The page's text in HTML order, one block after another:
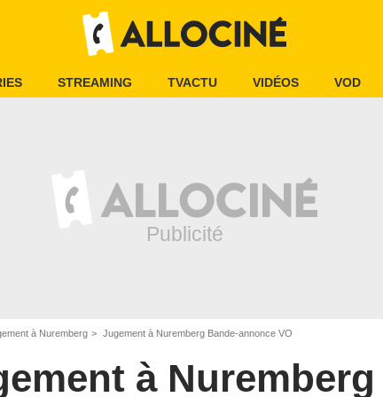
STREAMING TVACTU VIDÉOS VOD
à Nuremberg Jugement à Nuremberg Bande-annonce VO
à Nuremberg